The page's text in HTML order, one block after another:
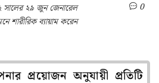
সালের ২৯ জুন জেনারেল
শারীরিক ব্যায়াম করেন
0
প্রয়োজন অনুযায়ী প্রতিটি